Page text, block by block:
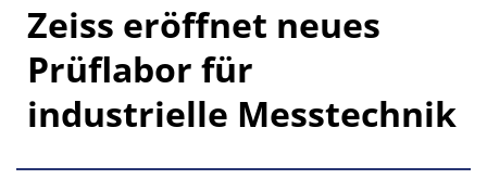
Zeiss eröffnet neues
Prüflabor für
industrielle Messtechnik